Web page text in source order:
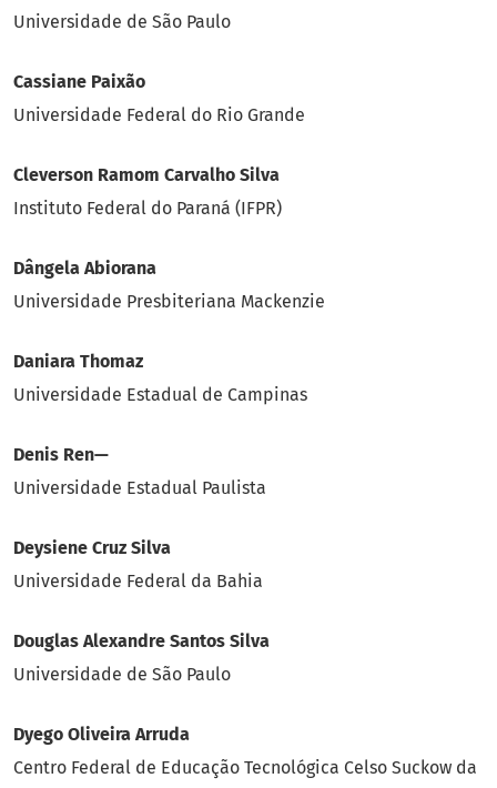
Universidade de São Paulo
Cassiane Paixão
Universidade Federal do Rio Grande
Cleverson Ramom Carvalho Silva
Instituto Federal do Paraná (IFPR)
Dângela Abiorana
Universidade Presbiteriana Mackenzie
Daniara Thomaz
Universidade Estadual de Campinas
Denis Ren—
Universidade Estadual Paulista
Deysiene Cruz Silva
Universidade Federal da Bahia
Douglas Alexandre Santos Silva
Universidade de São Paulo
Dyego Oliveira Arruda
Centro Federal de Educação Tecnológica Celso Suckow da